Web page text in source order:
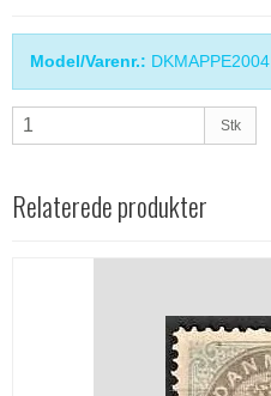
Model/Varenr.: DKMAPPE2004
Stk
Relaterede produkter